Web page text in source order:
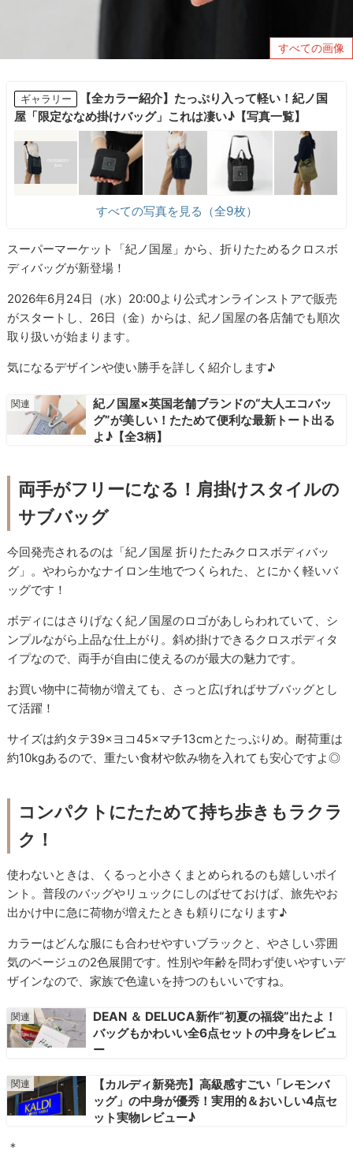
すべての画像
ギャラリー
【全カラー紹介】たっぷり入って軽い！紀ノ国
屋「限定ななめ掛けバッグ」これは凄い♪【写真一覧】
すべての写真を見る（全9枚）
スーパーマーケット「紀ノ国屋」から、折りたためるクロスボ
ディバッグが新登場！
2026年6月24日（水）20:00より公式オンラインストアで販売
がスタートし、26日（金）からは、紀ノ国屋の各店舗でも順次
取り扱いが始まります。
気になるデザインや使い勝手を詳しく紹介します♪
紀ノ国屋×英国老舗ブランドの“大人エコバッ
グ”が美しい！たためて便利な最新トート出る
よ♪【全3柄】
両手がフリーになる！肩掛けスタイルの
サブバッグ
今回発売されるのは「紀ノ国屋 折りたたみクロスボディバッ
グ」。やわらかなナイロン生地でつくられた、とにかく軽いバ
ッグです！
ボディにはさりげなく紀ノ国屋のロゴがあしらわれていて、シ
ンプルながら上品な仕上がり。斜め掛けできるクロスボディタ
イプなので、両手が自由に使えるのが最大の魅力です。
お買い物中に荷物が増えても、さっと広げればサブバッグとし
て活躍！
サイズは約タテ39×ヨコ45×マチ13cmとたっぷりめ。耐荷重は
約10kgあるので、重たい食材や飲み物を入れても安心ですよ◎
コンパクトにたためて持ち歩きもラクラ
ク！
使わないときは、くるっと小さくまとめられるのも嬉しいポイ
ント。普段のバッグやリュックにしのばせておけば、旅先やお
出かけ中に急に荷物が増えたときも頼りになります♪
カラーはどんな服にも合わせやすいブラックと、やさしい雰囲
気のベージュの2色展開です。性別や年齢を問わず使いやすいデ
ザインなので、家族で色違いを持つのもいいですね。
DEAN ＆ DELUCA新作“初夏の福袋”出たよ！
バッグもかわいい全6点セットの中身をレビュ
ー
【カルディ新発売】高級感すごい「レモンバ
ッグ」の中身が優秀！実用的＆おいしい4点セ
ット実物レビュー♪
＊